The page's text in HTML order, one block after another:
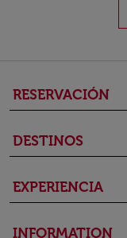
RESERVACIÓN
DESTINOS
EXPERIENCIA
INFORMATION